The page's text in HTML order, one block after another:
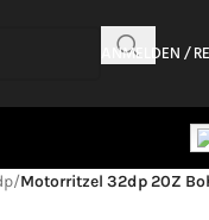
ANMELDEN /
/Motorritzel 32dp 20Z